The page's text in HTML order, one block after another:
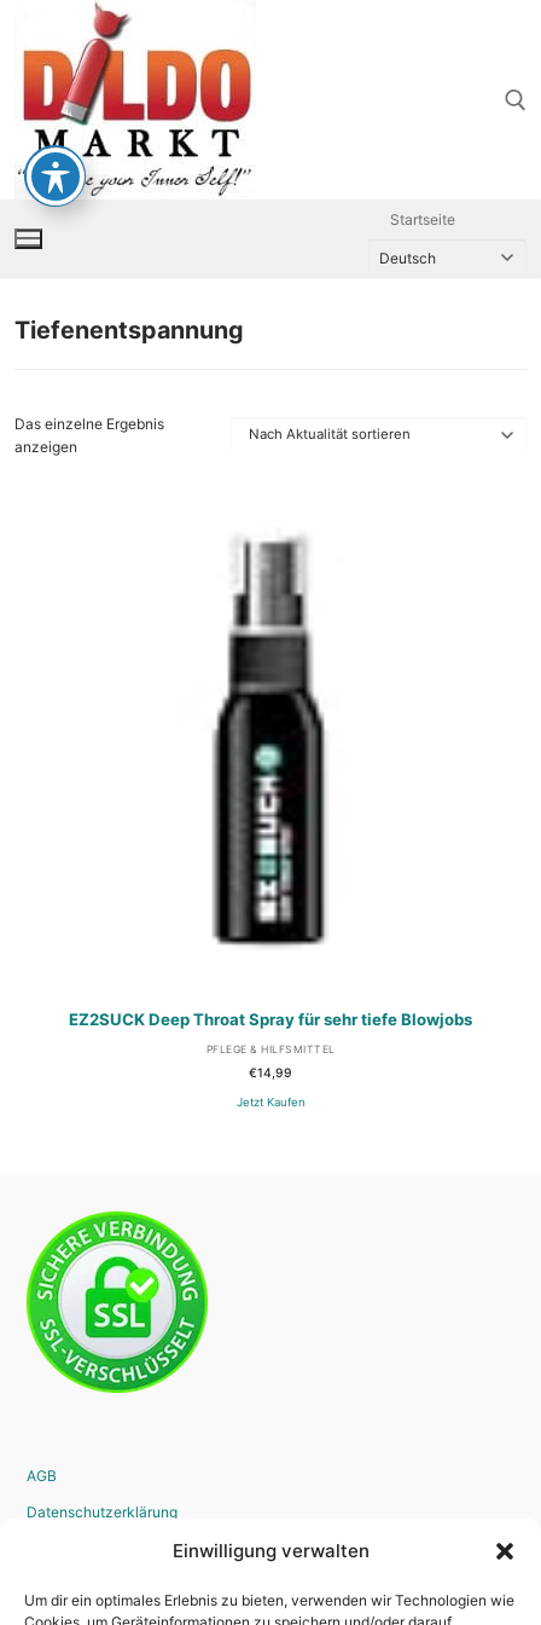
Einwilligung verwalten
Um dir ein optimales Erlebnis zu bieten, verwenden wir Technologien wie
springen
Startseite
Tiefenentspannung
Das einzelne Ergebnis
anzeigen
EZ2SUCK Deep Throat Spray für sehr tiefe Blowjobs
PFLEGE & HILFSMITTEL
€14,99
Jetzt Kaufen
AGB
Datenschutzerklärung
Impressum